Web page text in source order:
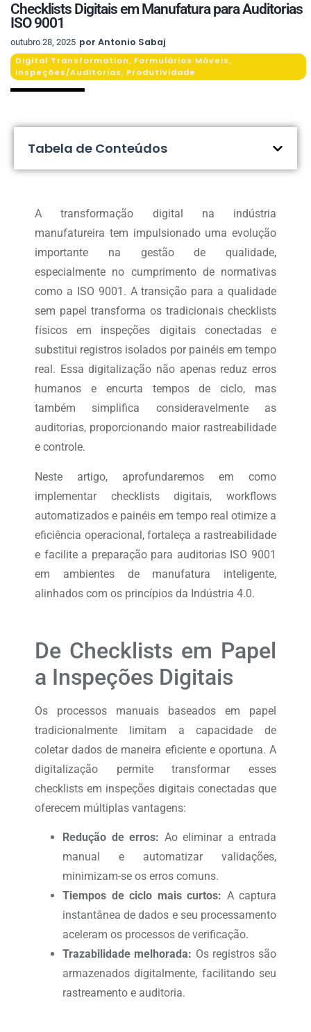
Checklists Digitais em Manufatura para Auditorias
ISO 9001
outubro 28, 2025 por Antonio Sabaj
Digital Transformation, Formulários Móveis,
Inspeções/Auditorias, Produtividade
Tabela de Conteúdos
A transformação digital na indústria
manufatureira tem impulsionado uma evolução
importante na gestão de qualidade,
especialmente no cumprimento de normativas
como a ISO 9001. A transição para a qualidade
sem papel transforma os tradicionais checklists
físicos em inspeções digitais conectadas e
substitui registros isolados por painéis em tempo
real. Essa digitalização não apenas reduz erros
humanos e encurta tempos de ciclo, mas
também simplifica consideravelmente as
auditorias, proporcionando maior rastreabilidade
e controle.
Neste artigo, aprofundaremos em como
implementar checklists digitais, workflows
automatizados e painéis em tempo real otimize a
eficiência operacional, fortaleça a rastreabilidade
e facilite a preparação para auditorias ISO 9001
em ambientes de manufatura inteligente,
alinhados com os princípios da Indústria 4.0.
De Checklists em Papel
a Inspeções Digitais
Os processos manuais baseados em papel
tradicionalmente limitam a capacidade de
coletar dados de maneira eficiente e oportuna. A
digitalização permite transformar esses
checklists em inspeções digitais conectadas que
oferecem múltiplas vantagens:
Redução de erros: Ao eliminar a entrada
manual e automatizar validações,
minimizam-se os erros comuns.
Tiempos de ciclo mais curtos: A captura
instantânea de dados e seu processamento
aceleram os processos de verificação.
Trazabilidade melhorada: Os registros são
armazenados digitalmente, facilitando seu
rastreamento e auditoria.